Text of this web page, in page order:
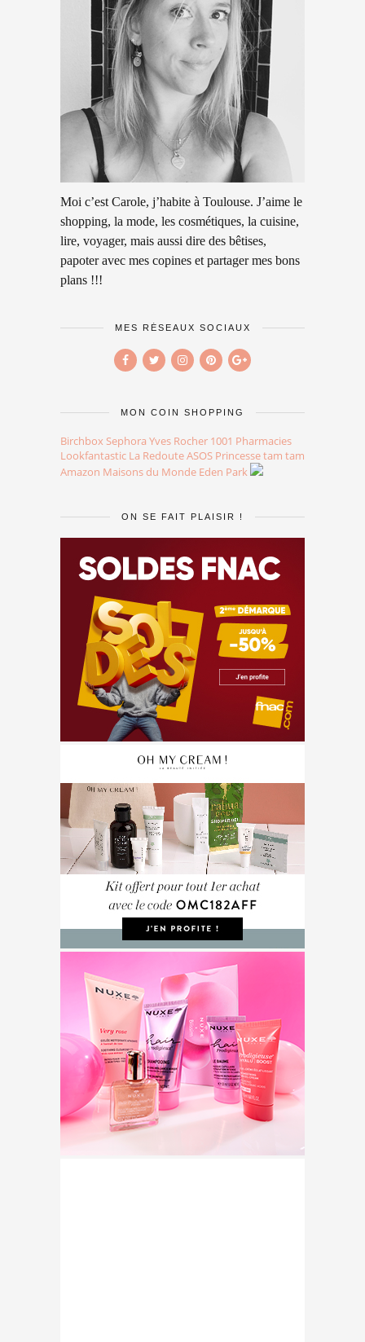
Moi c’est Carole, j’habite à Toulouse. J’aime le
shopping, la mode, les cosmétiques, la cuisine,
lire, voyager, mais aussi dire des bêtises,
papoter avec mes copines et partager mes bons
plans !!!
MES RÉSEAUX SOCIAUX
MON COIN SHOPPING
Birchbox Sephora Yves Rocher 1001 Pharmacies
Lookfantastic La RedouteASOS Princesse tam tam
Amazon Maisons du Monde Eden Park
ON SE FAIT PLAISIR !